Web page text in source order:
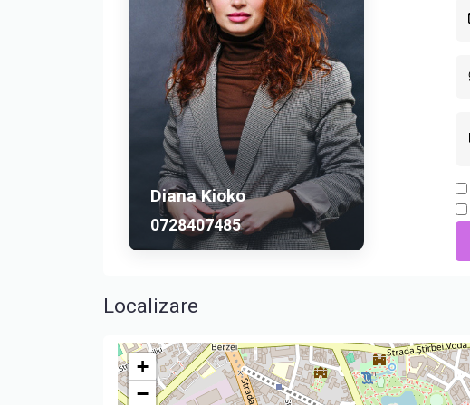
Diana Kioko
0728407485
Localizare
+
−